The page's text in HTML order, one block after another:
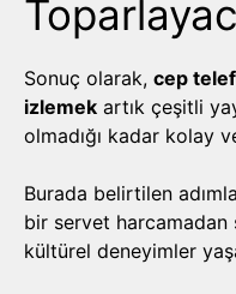
Sonuç olarak, cep
izlemek artık çeşitli
olmadığı kadar kolay
Burada belirtilen
bir servet
kültürel deneyimler